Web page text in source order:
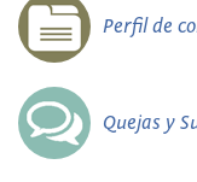
Perfil de
Quejas y